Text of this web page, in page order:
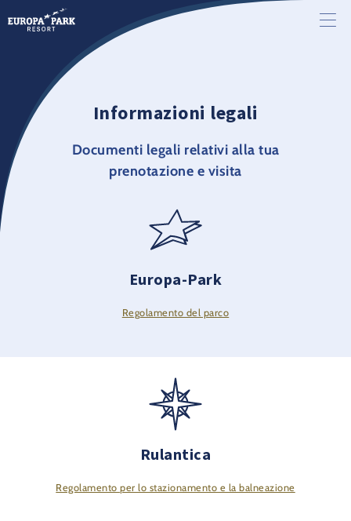
Informazioni legali
Documenti legali relativi alla tua
prenotazione e visita
Europa-Park
Regolamento del parco
Rulantica
Regolamento per lo stazionamento e la balneazione